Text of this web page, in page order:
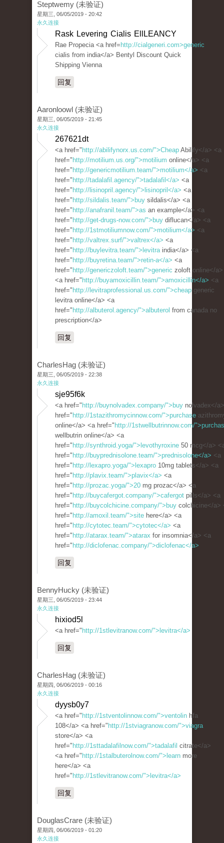
Steptwemy (未验证)
星期三, 06/05/2019 - 20:42
永久连接
Rask Levering Cialis EllLEANCY
Rae Propecia <a href= http://cialgeneri.com>generic
cialis from india</a> Bentyl Discount Quick
Shipping Vienna
回复
Aaronloowl (未验证)
星期三, 06/05/2019 - 21:45
永久连接
267621dt
<a href=" http://abilifynorx.us.com/">Cheap Abilify</a> <a
href=" http://motilium.us.org/">motilium online</a> <a
href=" http://genericmotilium.team/">motilium</a> <a
href=" http://tadalafil.agency/">tadalafil</a> <a
href=" http://lisinopril.agency/">lisinopril</a> <a
href=" http://sildalis.team/">buy sildalis</a> <a
href=" http://anafranil.team/">as an example</a> <a
href=" http://get-drugs-now.com/">buy diflucan</a> <a
href=" http://1stmotiliumnow.com/">motilium</a> <a
href=" http://valtrex.surf/">valtrex</a> <a
href=" http://buylevitra.team/">levitraindia</a> <a
href=" http://buyretina.team/">retin-a</a> <a
href=" http://genericzoloft.team/">generic zoloft online</a>
<a href=" http://buyamoxicillin.team/">amoxicillin</a> <a
href=" http://levitraprofessional.us.com/">cheap generic
levitra online</a> <a
href=" http://albuterol.agency/">albuterol from canada no
prescription</a>
回复
CharlesHag (未验证)
星期三, 06/05/2019 - 22:38
永久连接
sje95f6k
<a href=" http://buynolvadex.company/">buy nolvadex</
href=" http://1stazithromycinnow.com/">purchase
online</a> <a href=" http://1stwellbutrinnow.com/
wellbutrin online</a> <a
href=" http://synthroid.yoga/">levothyroxine 50 mcg</a>
href=" http://buyprednisolone.team/">prednisolone</a> <a
href=" http://lexapro.yoga/">lexapro 10mg tablets</a> <a
href=" http://plavix.team/">plavix</a> <a
href=" http://prozac.yoga/">20 mg prozac</a> <a
href=" http://buycafergot.company/">cafergot pills</a> <a
href=" http://buycolchicine.company/">buy colchicine</a>
href=" http://amoxil.team/">site here</a> <a
href=" http://cytotec.team/">cytotec</a> <a
href=" http://atarax.team/">atarax for insomnia</a> <a
href=" http://diclofenac.company/">diclofenac</a>
回复
BennyHucky (未验证)
星期三, 06/05/2019 - 23:44
永久连接
hixiod5l
<a href=" http://1stlevitranow.com/">levitra</a>
回复
CharlesHag (未验证)
星期四, 06/06/2019 - 00:16
永久连接
dyysb0y7
<a href=" http://1stventolinnow.com/">ventolin hfa
108</a> <a href=" http://1stviagranow.com/">viagra
store</a> <a
href=" http://1sttadalafilnow.com/">tadalafil citrate</a>
<a href=" http://1stalbuterolnow.com/">learn more
here</a> <a
href=" http://1stlevitranow.com/">levitra</a>
回复
DouglasCrare (未验证)
星期四, 06/06/2019 - 01:20
永久连接